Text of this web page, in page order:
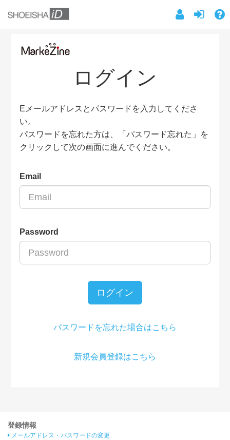
ログイン
Eメールアドレスとパスワードを入力してくださ
い。
パスワードを忘れた方は、「パスワード忘れた」を
クリックして次の画面に進んでください。
Email
Password
ログイン
パスワードを忘れた場合はこちら
新規会員登録はこちら
登録情報
メールアドレス・パスワードの変更